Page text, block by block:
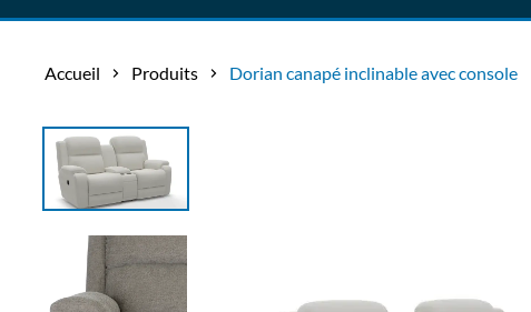
Accueil Produits Dorian canapé inclinable avec console